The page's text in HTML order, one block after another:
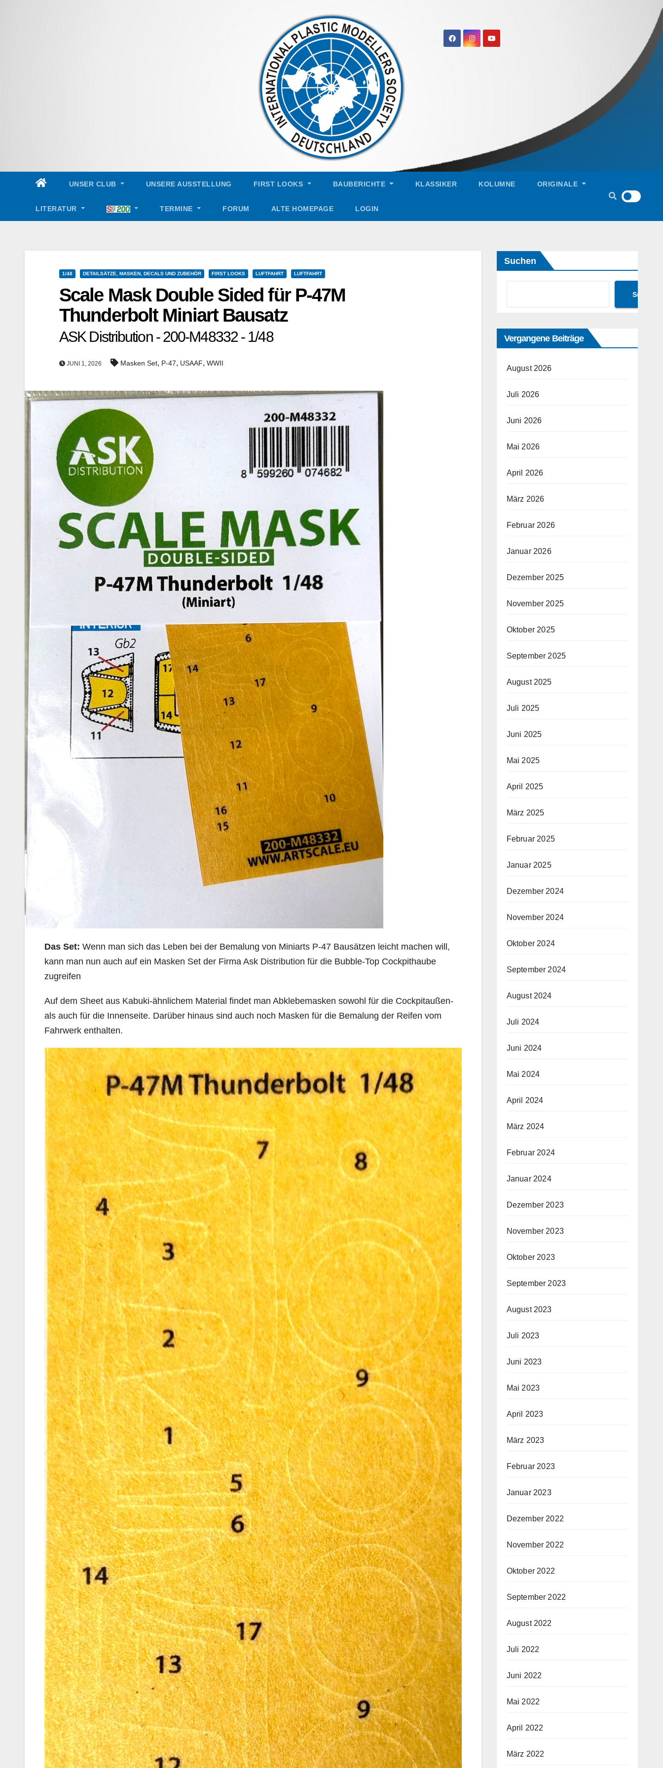
UNSER CLUB UNSERE AUSSTELLUNG FIRST LOOKS BAUBERICHTE KLASSIKER KOLUMNE ORIGINALE
LITERATUR TERMINE FORUM ALTE HOMEPAGE LOGIN
1/48 DETAILSÄTZE, MASKEN, DECALS UND ZUBEHÖR FIRST LOOKS LUFTFAHRT LUFTFAHRT
Scale Mask Double Sided für P-47M
Thunderbolt Miniart Bausatz
ASK Distribution - 200-M48332 - 1/48
JUNI 1, 2026 Masken Set, P-47, USAAF, WWII
Das Set: Wenn man sich das Leben bei der Bemalung von Miniarts P-47 Bausätzen leicht machen will,
kann man nun auch auf ein Masken Set der Firma Ask Distribution für die Bubble-Top Cockpithaube
zugreifen
Auf dem Sheet aus Kabuki-ähnlichem Material findet man Abklebemasken sowohl für die Cockpitaußen-
als auch für die Innenseite. Darüber hinaus sind auch noch Masken für die Bemalung der Reifen vom
Fahrwerk enthalten.
Suchen
Suchen
Vergangene Beiträge
August 2026
Juli 2026
Juni 2026
Mai 2026
April 2026
März 2026
Februar 2026
Januar 2026
Dezember 2025
November 2025
Oktober 2025
September 2025
August 2025
Juli 2025
Juni 2025
Mai 2025
April 2025
März 2025
Februar 2025
Januar 2025
Dezember 2024
November 2024
Oktober 2024
September 2024
August 2024
Juli 2024
Juni 2024
Mai 2024
April 2024
März 2024
Februar 2024
Januar 2024
Dezember 2023
November 2023
Oktober 2023
September 2023
August 2023
Juli 2023
Juni 2023
Mai 2023
April 2023
März 2023
Februar 2023
Januar 2023
Dezember 2022
November 2022
Oktober 2022
September 2022
August 2022
Juli 2022
Juni 2022
Mai 2022
April 2022
März 2022